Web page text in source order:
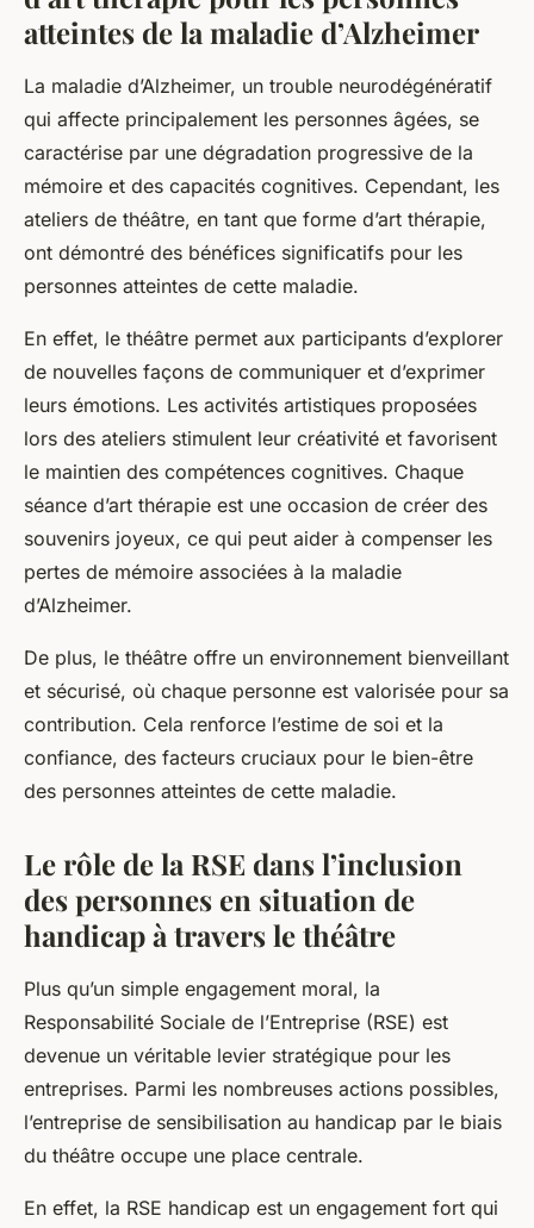
atteintes de la maladie d’Alzheimer
La maladie d’Alzheimer, un trouble neurodégénératif
qui affecte principalement les personnes âgées, se
caractérise par une dégradation progressive de la
mémoire et des capacités cognitives. Cependant, les
ateliers de théâtre, en tant que forme d’art thérapie,
ont démontré des bénéfices significatifs pour les
personnes atteintes de cette maladie.
En effet, le théâtre permet aux participants d’explorer
de nouvelles façons de communiquer et d’exprimer
leurs émotions. Les activités artistiques proposées
lors des ateliers stimulent leur créativité et favorisent
le maintien des compétences cognitives. Chaque
séance d’art thérapie est une occasion de créer des
souvenirs joyeux, ce qui peut aider à compenser les
pertes de mémoire associées à la maladie
d’Alzheimer.
De plus, le théâtre offre un environnement bienveillant
et sécurisé, où chaque personne est valorisée pour sa
contribution. Cela renforce l’estime de soi et la
confiance, des facteurs cruciaux pour le bien-être
des personnes atteintes de cette maladie.
Le rôle de la RSE dans l’inclusion
des personnes en situation de
handicap à travers le théâtre
Plus qu’un simple engagement moral, la
Responsabilité Sociale de l’Entreprise (RSE) est
devenue un véritable levier stratégique pour les
entreprises. Parmi les nombreuses actions possibles,
l’entreprise de sensibilisation au handicap par le biais
du théâtre occupe une place centrale.
En effet, la RSE handicap est un engagement fort qui